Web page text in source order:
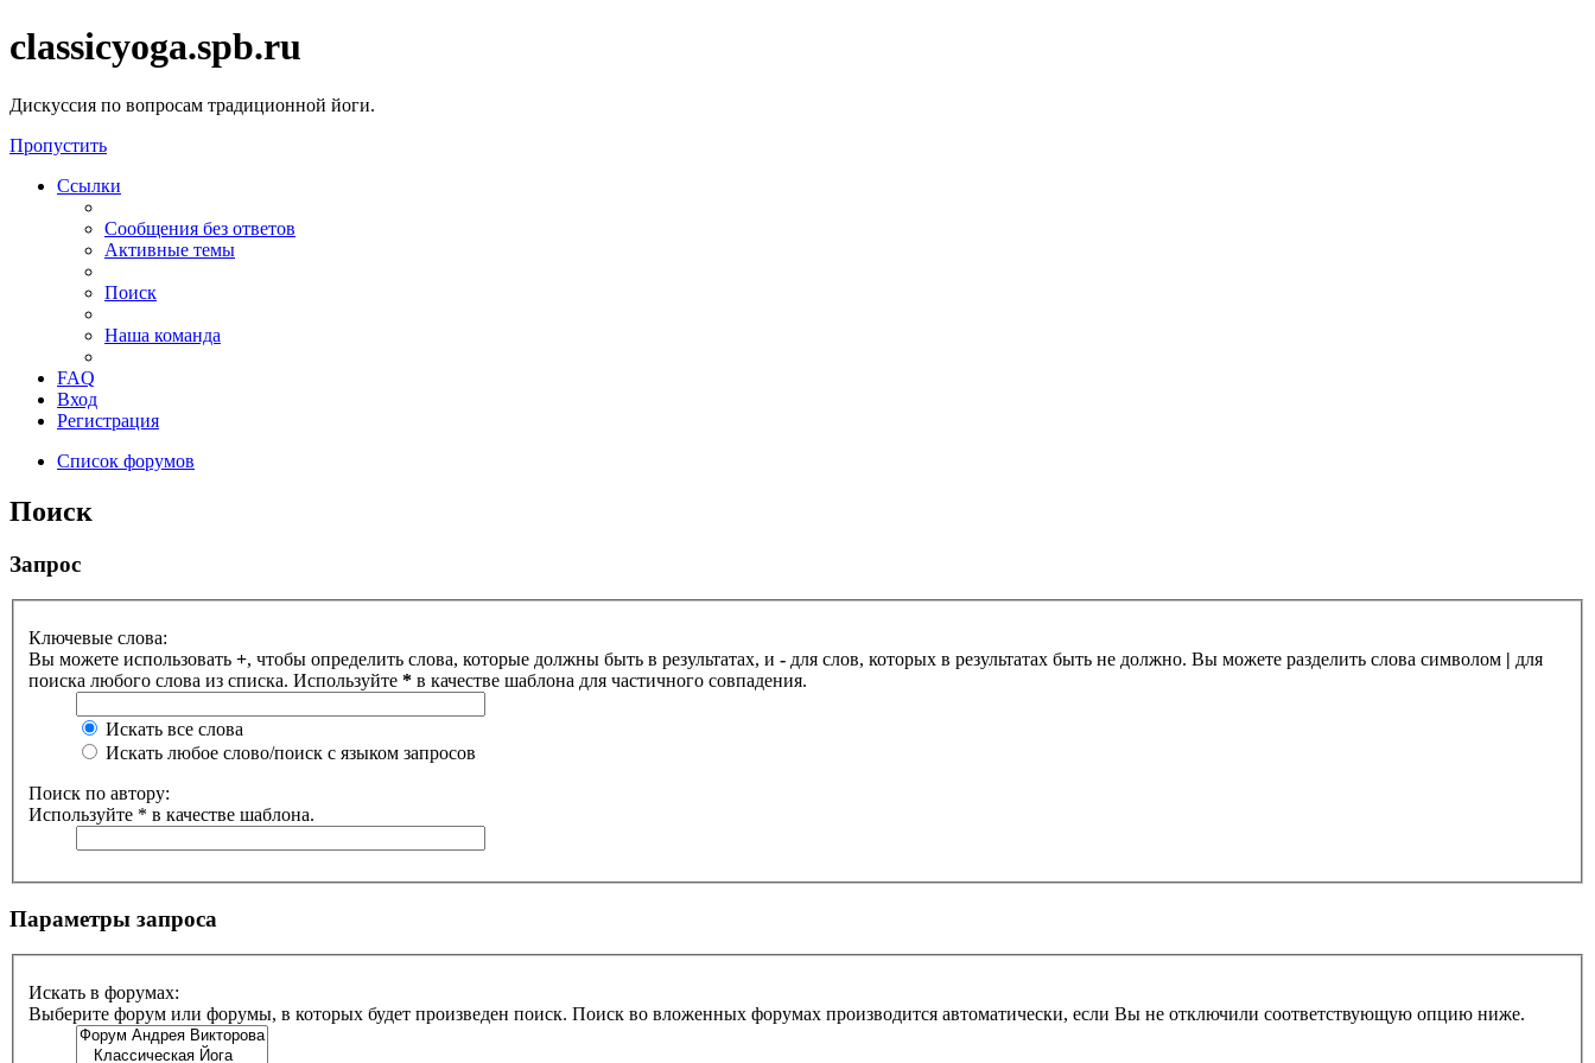
classicyoga.spb.ru
Дискуссия по вопросам традиционной йоги.
Пропустить
Ссылки
Сообщения без ответов
Активные темы
Поиск
Наша команда
FAQ
Вход
Регистрация
Список форумов
Поиск
Запрос
Ключевые слова:
Вы можете использовать +, чтобы определить слова, которые должны быть в результатах, и - для слов, которых в результатах быть не должно. Вы можете разделить слова символом | для
поиска любого слова из списка. Используйте * в качестве шаблона для частичного совпадения.
Искать все слова
Искать любое слово/поиск с языком запросов
Поиск по автору:
Используйте * в качестве шаблона.
Параметры запроса
Искать в форумах:
Выберите форум или форумы, в которых будет произведен поиск. Поиск во вложенных форумах производится автоматически, если Вы не отключили соответствующую опцию ниже.